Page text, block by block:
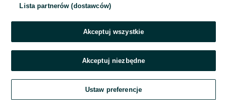
Lista partnerów (dostawców)
Akceptuj wszystkie
Akceptuj niezbędne
Ustaw preferencje